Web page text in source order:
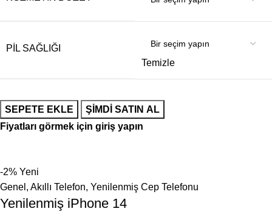
PIL SAĞLIĞI
Temizle
SEPETE EKLE
ŞIMDI SATIN AL
Fiyatları görmek için giriş yapın
-2% Yeni
Genel , Akıllı Telefon, Yenilenmiş Cep Telefonu
Yenilenmiş iPhone 14